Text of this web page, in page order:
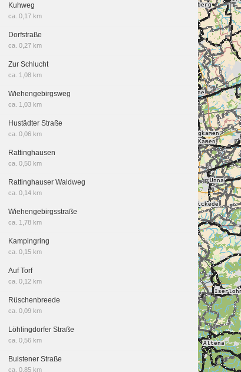
Kuhweg
ca. 0,17 km
Dorfstraße
ca. 0,27 km
Zur Schlucht
ca. 1,08 km
Wiehengebirgsweg
ca. 1,03 km
Hustädter Straße
ca. 0,06 km
Rattinghausen
ca. 0,50 km
Rattinghauser Waldweg
ca. 0,14 km
Wiehengebirgsstraße
ca. 1,78 km
Kampingring
ca. 0,15 km
Auf Torf
ca. 0,12 km
Rüschenbreede
ca. 0,09 km
Löhlingdorfer Straße
ca. 0,56 km
Bulstener Straße
ca. 0,85 km